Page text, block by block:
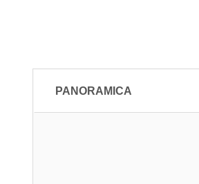
PANORAMICA